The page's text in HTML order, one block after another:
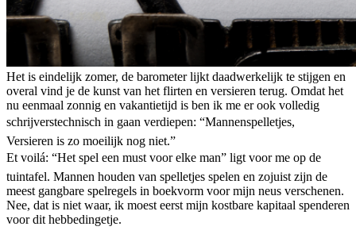
Het is eindelijk zomer, de barometer lijkt daadwerkelijk te stijgen en
overal vind je de kunst van het flirten en versieren terug. Omdat het
nu eenmaal zonnig en vakantietijd is ben ik me er ook volledig
schrijverstechnisch in gaan verdiepen: “Mannenspelletjes,
Versieren is zo moeilijk nog niet.”
Et voilá: “Het spel een must voor elke man” ligt voor me op de
tuintafel. Mannen houden van spelletjes spelen en zojuist zijn de
meest gangbare spelregels in boekvorm voor mijn neus verschenen.
Nee, dat is niet waar, ik moest eerst mijn kostbare kapitaal spenderen
voor dit hebbedingetje.